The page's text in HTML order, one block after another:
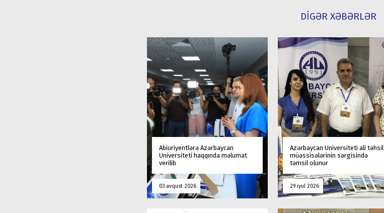
DİGƏR XƏBƏRLƏR
Abiuriyentlərə Azərbaycan
Universiteti haqqında məlumat
verilib
03 avqust 2026
Azərbaycan Universiteti ali təhsil
müəssisələrinin sərgisində
təmsil olunur
29 iyul 2026